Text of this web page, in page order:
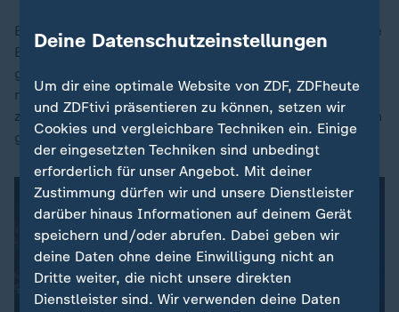
Ein Grund könnte zum Beispiel Kannibalismus sein, wie
Elena Lara berichtet. Oktopusse seien Fleischfresser,
gleichzeitig keine sozialen Tiere. Sie leben
normalerweise allein und würden - unter Stress und
zusammengepfercht auf engem Raum - anfangen, sich
gegenseitig zu fressen.
Deine Datenschutzeinstellungen
Um dir eine optimale Website von ZDF, ZDFheute
und ZDFtivi präsentieren zu können, setzen wir
Cookies und vergleichbare Techniken ein. Einige
der eingesetzten Techniken sind unbedingt
erforderlich für unser Angebot. Mit deiner
Zustimmung dürfen wir und unsere Dienstleister
darüber hinaus Informationen auf deinem Gerät
speichern und/oder abrufen. Dabei geben wir
deine Daten ohne deine Einwilligung nicht an
Dritte weiter, die nicht unsere direkten
Dienstleister sind. Wir verwenden deine Daten